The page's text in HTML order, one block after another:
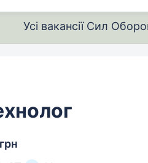
Усі вакансії Сил